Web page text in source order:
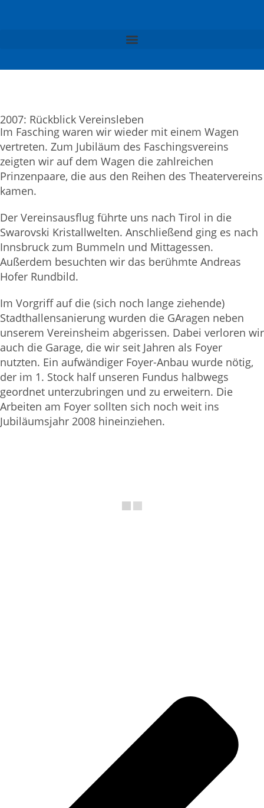
2007: Rückblick Vereinsleben
Im Fasching waren wir wieder mit einem Wagen
vertreten. Zum Jubiläum des Faschingsvereins
zeigten wir auf dem Wagen die zahlreichen
Prinzenpaare, die aus den Reihen des Theatervereins
kamen.
Der Vereinsausflug führte uns nach Tirol in die
Swarovski Kristallwelten. Anschließend ging es nach
Innsbruck zum Bummeln und Mittagessen.
Außerdem besuchten wir das berühmte Andreas
Hofer Rundbild.
Im Vorgriff auf die (sich noch lange ziehende)
Stadthallensanierung wurden die GAragen neben
unserem Vereinsheim abgerissen. Dabei verloren wir
auch die Garage, die wir seit Jahren als Foyer
nutzten. Ein aufwändiger Foyer-Anbau wurde nötig,
der im 1. Stock half unseren Fundus halbwegs
geordnet unterzubringen und zu erweitern. Die
Arbeiten am Foyer sollten sich noch weit ins
Jubiläumsjahr 2008 hineinziehen.